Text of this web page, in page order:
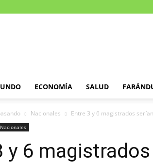
ECONOMÍA SALUD
Nacionales Entre 3 y 6 magistrados
Nacionales
y 6